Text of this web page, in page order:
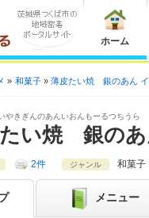
ホーム
和菓子 薄皮たい焼 銀のあん
やきぎんのあんいおんもーるつちうら
い焼 銀のあ
2件 ジャンル 和菓子
メニュー